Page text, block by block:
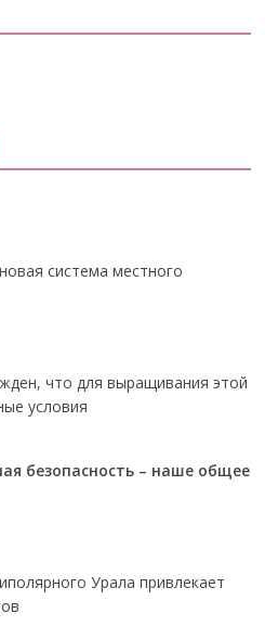
система местного
что для выращивания этой
условия
безопасность – наше общее
Урала привлекает